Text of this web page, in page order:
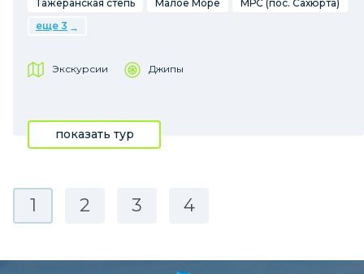
Тажеранская степь Малое Море
МРС (пос. Сахюрта)
еще 3
Экскурсии Джипы
показать тур
1 2 3 4